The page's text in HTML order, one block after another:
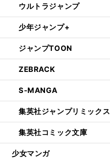
ウルトラジャンプ
少年ジャンプ+
ジャンプTOON
ZEBRACK
S-MANGA
集英社ジャンプリミックス
集英社コミック文庫
少女マンガ